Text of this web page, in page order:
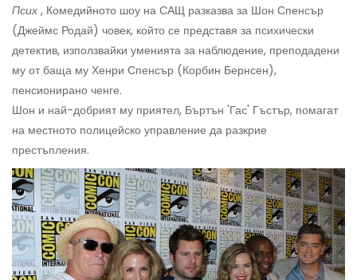
Псих , Комедийното шоу на САЩ разказва за Шон Спенсър
(Джеймс Родай) човек, който се представя за психически
детектив, използвайки уменията за наблюдение, преподадени
му от баща му Хенри Спенсър (Корбин Бернсен),
пенсионирано ченге.
Шон и най-добрият му приятел, Бъртън 'Гас' Гъстър, помагат
на местното полицейско управление да разкрие
престъпления.